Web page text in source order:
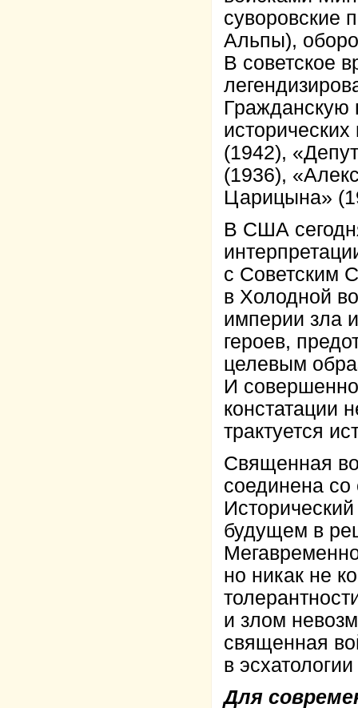
суворовские
Альпы),
В советское
Гражданскую
(1942),
(1936),
Царицына»
В США
с Советским
в Холодной
империи зла
героев,
целевым
И
констатации
трактуется
Священная
соединена со
будущем в
но никак не
и злом
священная
в
Для